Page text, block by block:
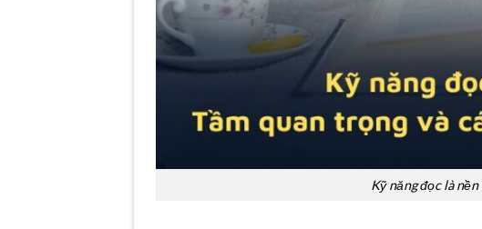
Kỹ năng đọc là